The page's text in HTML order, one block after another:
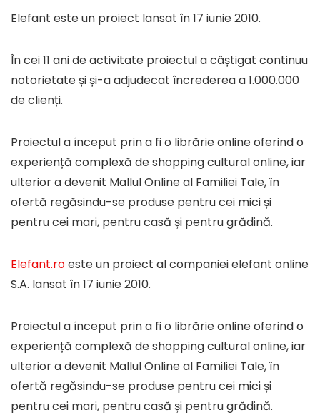
Jucarii, Copii si Bebe
PC, Gadgets & IT
PetShop
Sanatate, Frumusete si Ingrijire Personala
Sport si Activitati in aer liber
Vacante si Excursii
Video
All categories
Elefant este un proiect lansat în 17 iunie 2010.
În cei 11 ani de activitate proiectul a câștigat continuu
notorietate și și-a adjudecat încrederea a 1.000.000
de clienți.
Proiectul a început prin a fi o librărie online oferind o
experiență complexă de shopping cultural online, iar
ulterior a devenit Mallul Online al Familiei Tale, în
ofertă regăsindu-se produse pentru cei mici și
pentru cei mari, pentru casă și pentru grădină.
Elefant.roeste un proiect al companiei elefant online
S.A. lansat în 17 iunie 2010.
Proiectul a început prin a fi o librărie online oferind o
experiență complexă de shopping cultural online, iar
ulterior a devenit Mallul Online al Familiei Tale, în
ofertă regăsindu-se produse pentru cei mici și
pentru cei mari, pentru casă și pentru grădină.